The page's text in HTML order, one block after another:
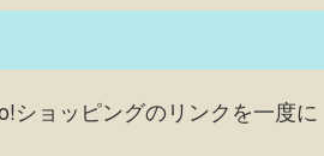
ショッピングのリンクを一度に